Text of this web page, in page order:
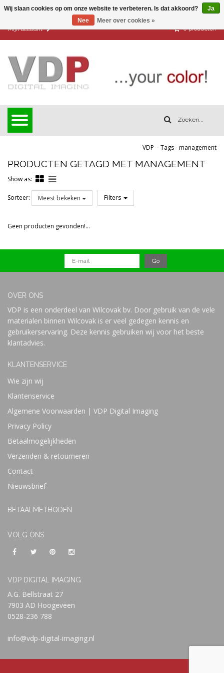
Mijn account 0 producten
VDP -Tags-management
PRODUCTEN GETAGD MET MANAGEMENT
Show as:
Sorteer: Meest bekeken Filters
Prijs
Geen producten gevonden!...
OVER ONS
VDP is een onderdeel van Wilcovak bv. Door gebruik van de vele
materialen binnen Wilcovak is er veel gedegen kennis en
gebruikerservaring. Deze kennis gebruiken wij voor het beste
klantadvies.
KLANTENSERVICE
Wie zijn wij
Klantenservice
Algemene Voorwaarden | VDP Digital Imaging
Privacy Policy
Betaalmogelijkheden
Verzenden & retourneren
Contact
Nieuwsbrief
BETAALMETHODEN
VOLG ONS
VDP DIGITAL IMAGING
A.G. Bellstraat 27
7903 AD Hoogeveen
0528-236 788
info@vdp-digital-imaging.nl
Wij slaan cookies op om onze website te verbeteren. Is dat akkoord?
Ja
Nee
Meer over cookies »